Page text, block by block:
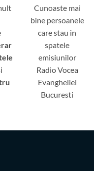
Cunoaste mai
bine persoanele
care stau in
spatele
emisiunilor
Radio Vocea
Evangheliei
Bucuresti